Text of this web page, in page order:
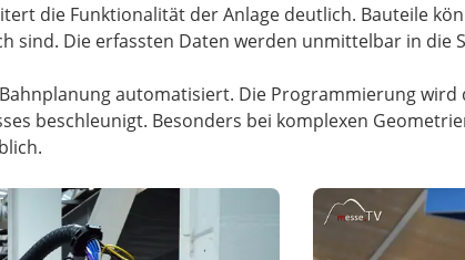
die Funktionalität der Anlage deutlich. Bauteile
sind. Die erfassten Daten werden unmittelbar in die
automatisiert. Die Programmierung wird
beschleunigt. Besonders bei komplexen